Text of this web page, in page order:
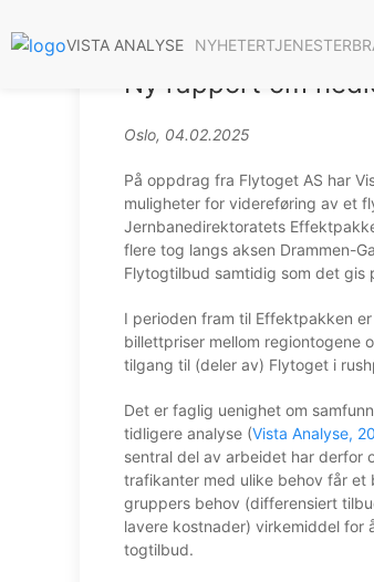
VISTA ANALYSE NYHETERTJENESTER
Ny rapport om
Oslo, 04.02.2025
På oppdrag fra Flytoget AS har
muligheter for videreføring av et
Jernbanedirektoratets
flere tog langs aksen Drammen-
Flytogtilbud samtidig som det gis
I perioden fram til Effektpakken
billettpriser mellom regiontogene
tilgang til (deler av) Flytoget i
Det er faglig uenighet om
tidligere analyse (Vista Analyse,
sentral del av arbeidet har
trafikanter med ulike behov får
gruppers behov (differensiert
lavere kostnader) virkemiddel for
togtilbud.